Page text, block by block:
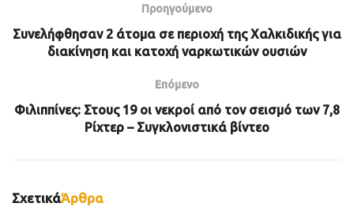
Προηγούμενο
Συνελήφθησαν 2 άτομα σε περιοχή της Χαλκιδικής για
διακίνηση και κατοχή ναρκωτικών ουσιών
Επόμενο
Φιλιππίνες: Στους 19 οι νεκροί από τον σεισμό των 7,8
Ρίχτερ – Συγκλονιστικά βίντεο
ΣχετικάΆρθρα